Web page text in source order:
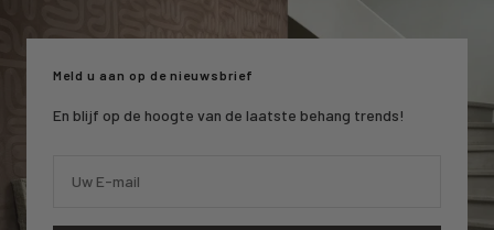
1
2
slide
3
Meld u aan op de nieuwsbrief
En blijf op de hoogte van de laatste behang trends!
Uw E-mail